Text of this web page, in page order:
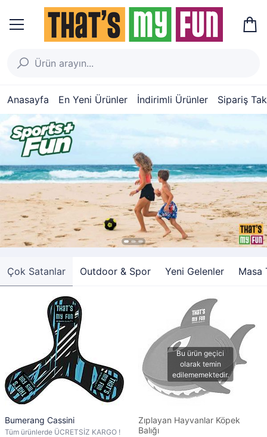
Anasayfa En Yeni Ürünler İndirimli Ürünler Sipariş
Çok Satanlar Outdoor & Spor Yeni Gelenler Masa
Bumerang Cassini
Tüm ürünlerde ÜCRETSİZ KARGO !
Zıplayan Hayvanlar Köpek
Balığı